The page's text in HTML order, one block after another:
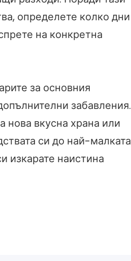
определете колко дни
на конкретна
за основния
забавления.
нова вкусна храна или
си до най-малката
изкарате наистина